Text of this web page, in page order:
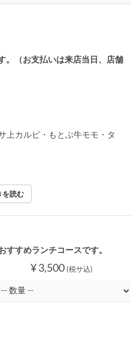
。（お支払いは来店当日、店舗
上カルビ・もとぶ牛モモ・タ
を読む
すすめランチコースです。
¥ 3,500 (税サ込)